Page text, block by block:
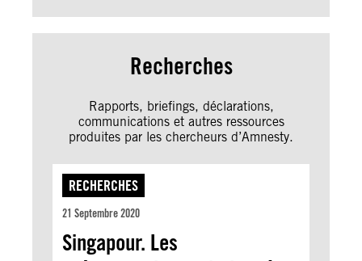
Recherches
Rapports, briefings, déclarations,
communications et autres ressources
produites par les chercheurs d’Amnesty.
RECHERCHES
21 Septembre 2020
Singapour. Les